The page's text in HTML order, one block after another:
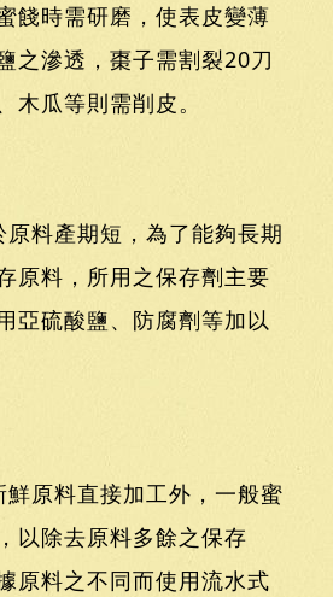
餞時需研磨，使表皮變薄
之滲透，棗子需割裂20刀
木瓜等則需削皮。
料產期短，為了能夠長期
原料，所用之保存劑主要
亞硫酸鹽、防腐劑等加以
原料直接加工外，一般蜜
以除去原料多餘之保存
原料之不同而使用流水式